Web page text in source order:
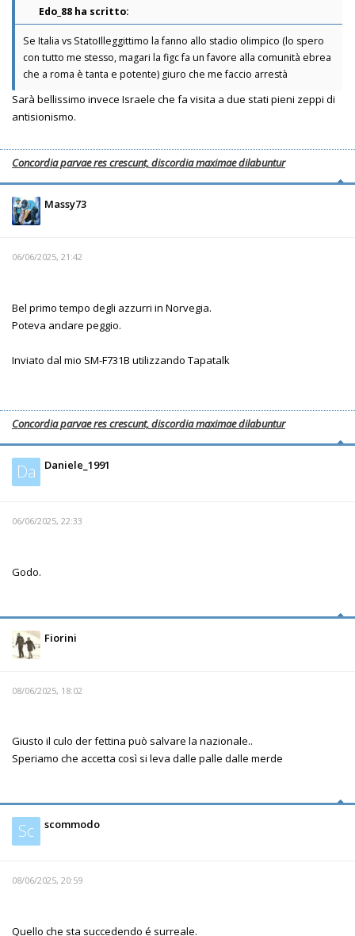
Edo_88 ha scritto:
Se Italia vs StatoIlleggittimo la fanno allo stadio olimpico (lo spero
con tutto me stesso, magari la figc fa un favore alla comunità ebrea
che a roma è tanta e potente) giuro che me faccio arrestà
Sarà bellissimo invece Israele che fa visita a due stati pieni zeppi di
antisionismo.
Concordia parvae res crescunt, discordia maximae dilabuntur
Massy73
06/06/2025, 21:42
Bel primo tempo degli azzurri in Norvegia.
Poteva andare peggio.
Inviato dal mio SM-F731B utilizzando Tapatalk
Concordia parvae res crescunt, discordia maximae dilabuntur
Da Daniele_1991
06/06/2025, 22:33
Godo.
Fiorini
08/06/2025, 18:02
Giusto il culo der fettina può salvare la nazionale..
Speriamo che accetta così si leva dalle palle dalle merde
Sc scommodo
08/06/2025, 20:59
Quello che sta succedendo é surreale.